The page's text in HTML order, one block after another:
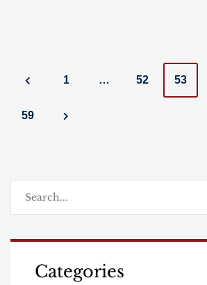
Posts
navigation
1 … 52 53
59
Categories